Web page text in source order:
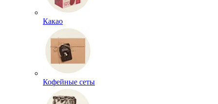
Какао
Кофейные сеты